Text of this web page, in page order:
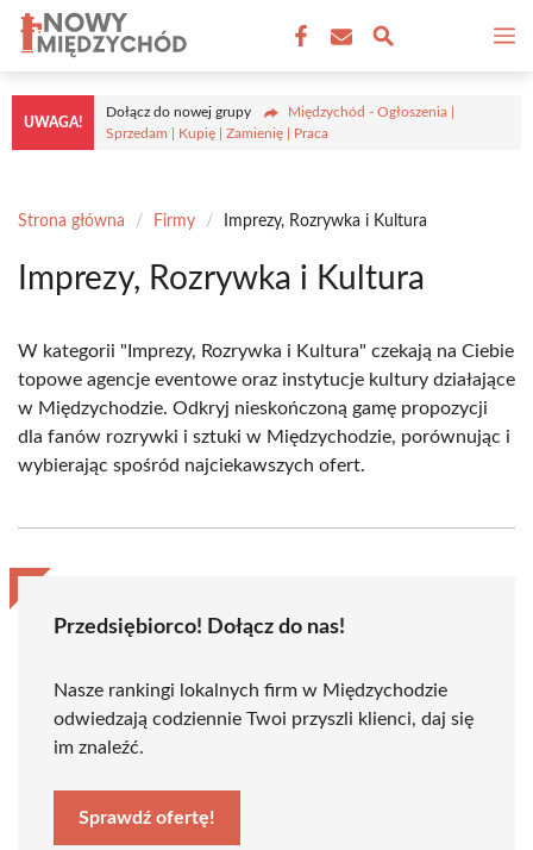
Przejdź
treści
UWAGA!
Dołącz do nowej grupy
Międzychód - Ogłoszenia |
Sprzedam | Kupię | Zamienię | Praca
Strona główna / Firmy / Imprezy, Rozrywka i Kultura
Imprezy, Rozrywka i Kultura
W kategorii "Imprezy, Rozrywka i Kultura" czekają na Ciebie
topowe agencje eventowe oraz instytucje kultury działające
w Międzychodzie. Odkryj nieskończoną gamę propozycji
dla fanów rozrywki i sztuki w Międzychodzie, porównując i
wybierając spośród najciekawszych ofert.
Przedsiębiorco! Dołącz do nas!
Nasze rankingi lokalnych firm w Międzychodzie
odwiedzają codziennie Twoi przyszli klienci, daj się
im znaleźć.
Sprawdź ofertę!